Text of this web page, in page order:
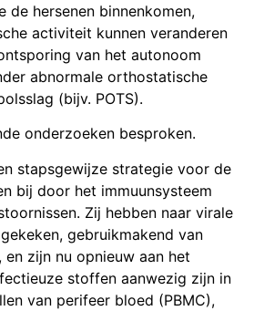
de hersenen binnenkomen,
activiteit kunnen veranderen
van het autonoom
abnormale orthostatische
(bijv. POTS).
onderzoeken besproken.
stapsgewijze strategie voor de
bij door het immuunsysteem
Zij hebben naar virale
gebruikmakend van
en zijn nu opnieuw aan het
stoffen aanwezig zijn in
van perifeer bloed (PBMC),